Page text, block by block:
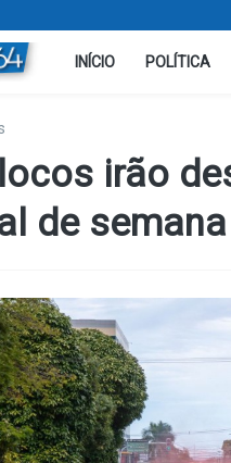
INÍCIO POLÍTICA
irão
de semana